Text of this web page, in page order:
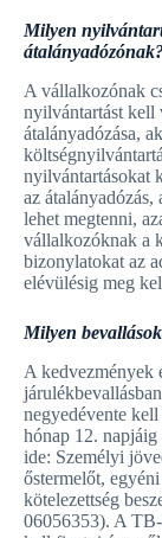
Milyen
A vállalkozónak
nyilvántartást kell
átalányadózása,
nyilvántartásokat
az átalányadózás,
lehet megtenni,
vállalkozóknak a
bizonylatokat az
elévülésig meg
Milyen
A kedvezmények
negyedévente
hónap 12.
ide: Személyi
őstermelőt,
kötelezettség
06056353). A